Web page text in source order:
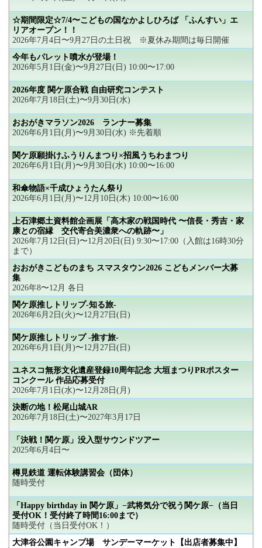
☆期間限定☆7/4〜こどもの国なかよしひろば 「ふんすい」エ
リアオープン！！
2026年7月4日〜9月27日の土日祝 ※夏休み期間は毎日開催
今年もパレット噴水が登場！
2026年5月1日(金)〜9月27日(日) 10:00〜17:00
2026年度 関ケ原合戦 自由研究コンテスト
2026年7月18日(土)〜9月30日(水)
おおがきマラソン2026 ランナー募集
2026年6月1日(月)〜9月30日(水) ※先着順
関ケ原願掛けふうりんまつり×招風うちわまつり
2026年6月1日(月)〜9月30日(水) 10:00〜16:00
和傘物語×千成ひょうたん祭り
2026年6月1日(月)〜12月10日(木) 10:00〜16:00
上石津郷土資料館企画展「高木家の戦国時代 〜信長・秀吉・家
康との宿縁 交代寄合美濃衆への軌跡〜」
2026年7月12日(日)〜12月20日(日) 9:30〜17:00（入館は16時30分
まで）
おおがきこどものまち スマスタウン2026 こどもメンバー大募
集
2026年8〜12月 各日
関ケ原推しトリップ-知る旅-
2026年6月2日(火)〜12月27日(日)
関ケ原推しトリップ -推す旅-
2026年6月1日(月)〜12月27日(日)
ユネスコ無形文化遺産登録10周年記念 大垣まつりPRポスター
コンクール 作品応募受付
2026年7月1日(水)〜12月28日(月)
決断の地！松尾山城AR
2026年7月18日(土)〜2027年3月17日
「決戦！関ケ原」没入型サウンドツアー
2025年6月4日〜
樽見鉄道 運転体験講習会（団体）
随時受付
「Happy birthday in 関ケ原」−武将気分で祝う関ケ原−（当日
受付OK！受付終了時間16:00まで）
随時受付（当日受付OK！）
大津谷公園キャンプ場 サンデーマーケット【出店者募集中】